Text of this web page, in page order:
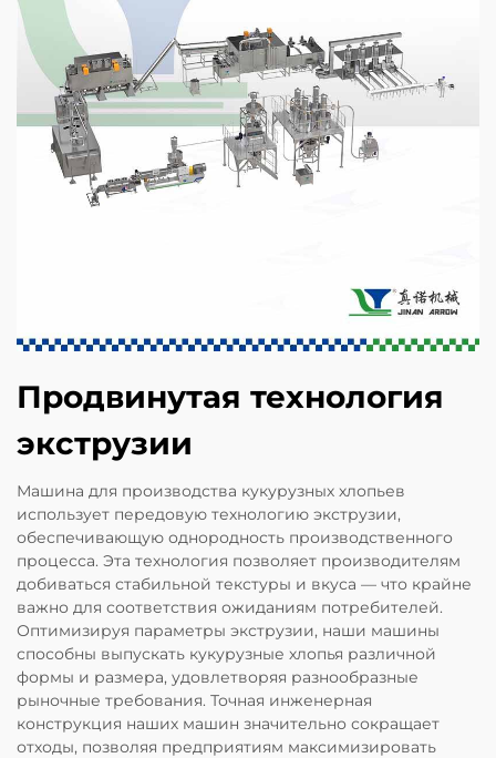
Продвинутая технология
экструзии
Машина для производства кукурузных хлопьев
использует передовую технологию экструзии,
обеспечивающую однородность производственного
процесса. Эта технология позволяет производителям
добиваться стабильной текстуры и вкуса — что крайне
важно для соответствия ожиданиям потребителей.
Оптимизируя параметры экструзии, наши машины
способны выпускать кукурузные хлопья различной
формы и размера, удовлетворяя разнообразные
рыночные требования. Точная инженерная
конструкция наших машин значительно сокращает
отходы, позволяя предприятиям максимизировать